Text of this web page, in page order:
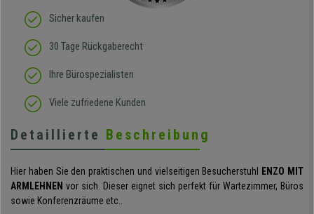
Sicher kaufen
30 Tage Rückgaberecht
Ihre Bürospezialisten
Viele zufriedene Kunden
Detaillierte Beschreibung
Hier haben Sie den praktischen und vielseitigen Besucherstuhl
ENZO MIT
ARMLEHNEN vor sich. Dieser eignet sich perfekt für Wartezimmer, Büros
sowie Konferenzräume etc..